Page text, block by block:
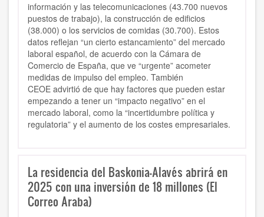
información y las telecomunicaciones (43.700 nuevos
puestos de trabajo), la construcción de edificios
(38.000) o los servicios de comidas (30.700). Estos
datos reflejan “un cierto estancamiento” del mercado
laboral español, de acuerdo con la Cámara de
Comercio de España, que ve “urgente” acometer
medidas de impulso del empleo. También
CEOE advirtió de que hay factores que pueden estar
empezando a tener un “impacto negativo” en el
mercado laboral, como la “incertidumbre política y
regulatoria” y el aumento de los costes empresariales.
La residencia del Baskonia-Alavés abrirá en
2025 con una inversión de 18 millones (El
Correo Araba)